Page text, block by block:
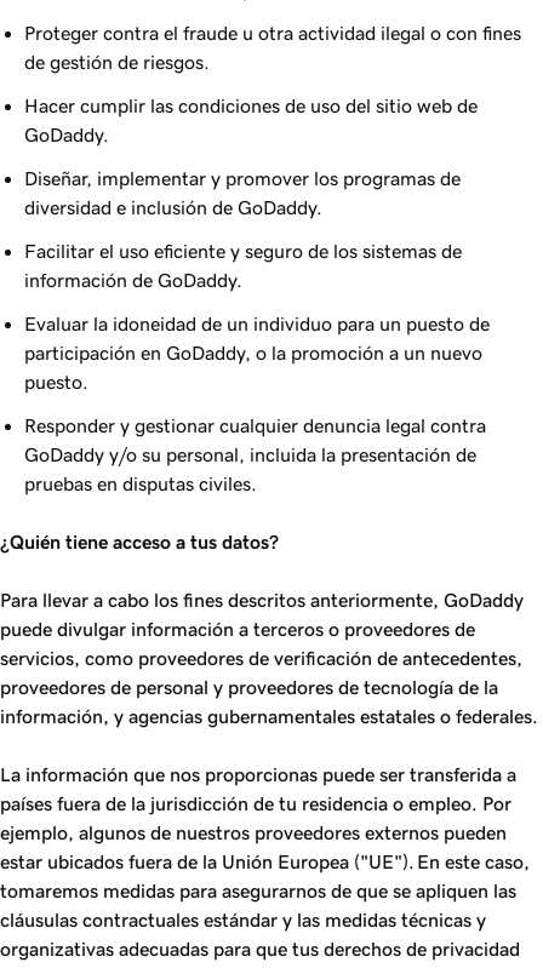
Proteger contra el fraude u otra actividad ilegal o con fines
de gestión de riesgos.
Hacer cumplir las condiciones de uso del sitio web de
GoDaddy.
Diseñar, implementar y promover los programas de
diversidad e inclusión de GoDaddy.
Facilitar el uso eficiente y seguro de los sistemas de
información de GoDaddy.
Evaluar la idoneidad de un individuo para un puesto de
participación en GoDaddy, o la promoción a un nuevo
puesto.
Responder y gestionar cualquier denuncia legal contra
GoDaddy y/o su personal, incluida la presentación de
pruebas en disputas civiles.
¿Quién‌‌ tiene acceso a tus datos?
Para llevar a cabo los fines descritos anteriormente, GoDaddy
puede divulgar información a terceros o proveedores de
servicios, como proveedores de verificación de antecedentes,
proveedores de personal y proveedores de tecnología de la
información, y agencias gubernamentales estatales o federales.
La información que nos proporcionas puede ser transferida a
países fuera de la jurisdicción de tu residencia o empleo. Por
ejemplo, algunos de nuestros proveedores externos pueden
estar ubicados fuera de la Unión Europea ("UE"). En este caso,
tomaremos medidas para asegurarnos de que se apliquen las
cláusulas contractuales estándar y las medidas técnicas y
organizativas adecuadas para que tus derechos de privacidad